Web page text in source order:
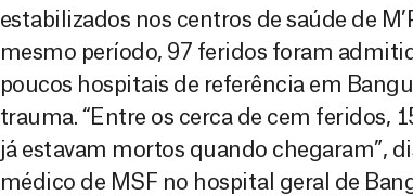
estabilizados nos centros de saúde de
mesmo período, 97 feridos foram
poucos hospitais de referência em
trauma. “Entre os cerca de cem feridos,
já estavam mortos quando chegaram”,
médico de MSF no hospital geral de